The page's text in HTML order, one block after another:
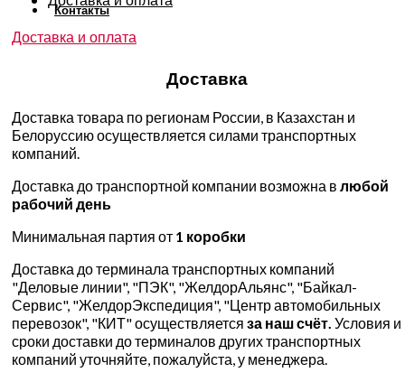
Контакты
Доставка и оплата
Доставка
Доставка товара по регионам России, в Казахстан и
Белоруссию осуществляется силами транспортных
компаний.
Доставка до транспортной компании возможна в любой
рабочий день
Минимальная партия от 1 коробки
Доставка до терминала транспортных компаний
"Деловые линии", "ПЭК", "ЖелдорАльянс", "Байкал-
Сервис", "ЖелдорЭкспедиция", "Центр автомобильных
перевозок", "КИТ" осуществляется за наш счёт. Условия и
сроки доставки до терминалов других транспортных
компаний уточняйте, пожалуйста, у менеджера.